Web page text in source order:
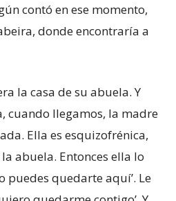
contó en ese momento,
donde encontraría a
la casa de su abuela. Y
cuando llegamos, la madre
Ella es esquizofrénica,
abuela. Entonces ella lo
puedes quedarte aquí’. Le